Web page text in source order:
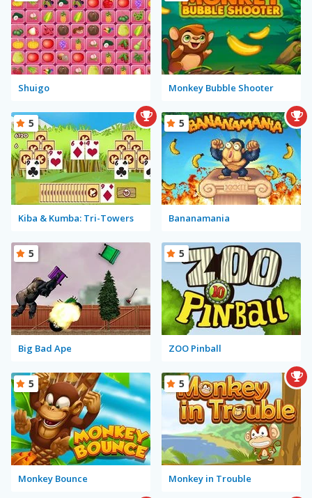
Shuigo Monkey Bubble Shooter
Kiba & Kumba: Tri-Towers
5
Bananamania
5
Big Bad Ape
5
ZOO Pinball
5
Monkey Bounce
5
Monkey in Trouble
5